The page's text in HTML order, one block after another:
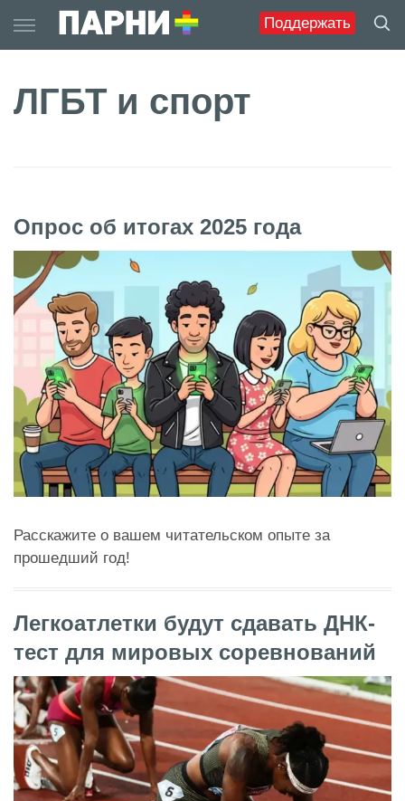
Поддержать
to
content
ЛГБТ и спорт
Опрос об итогах 2025 года
Расскажите о вашем читательском опыте за
прошедший год!
Легкоатлетки будут сдавать ДНК-
тест для мировых соревнований